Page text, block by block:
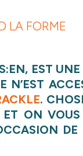
LA FORME
EST UNE
N’EST
.
ON